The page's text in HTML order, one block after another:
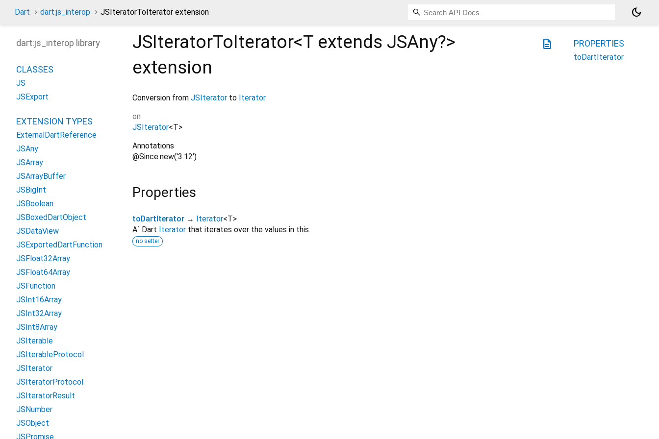
Dart dart:js_interop JSIteratorToIterator extension dark_mode
description
JSIteratorToIterator<T extends JSAny?>
extension
Conversion from JSIterator to Iterator.
on
JSIterator<T>
Annotations
@Since.new('3.12')
Properties
toDartIterator → Iterator<T>
A` Dart Iterator that iterates over the values in this.
no setter
dart:js_interop library
CLASSES
JS
JSExport
EXTENSION TYPES
ExternalDartReference
JSAny
JSArray
JSArrayBuffer
JSBigInt
JSBoolean
JSBoxedDartObject
JSDataView
JSExportedDartFunction
JSFloat32Array
JSFloat64Array
JSFunction
JSInt16Array
JSInt32Array
JSInt8Array
JSIterable
JSIterableProtocol
JSIterator
JSIteratorProtocol
JSIteratorResult
JSNumber
JSObject
JSPromise
PROPERTIES
toDartIterator